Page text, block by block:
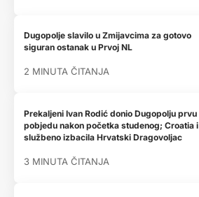
Dugopolje slavilo u Zmijavcima za gotovo
siguran ostanak u Prvoj NL
2 MINUTA ČITANJA
Prekaljeni Ivan Rodić donio Dugopolju prvu
pobjedu nakon početka studenog; Croatia i
službeno izbacila Hrvatski Dragovoljac
3 MINUTA ČITANJA